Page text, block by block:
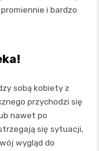
i bardzo
sobą kobiety z
przychodzi się
nawet po
się sytuacji,
wygląd do